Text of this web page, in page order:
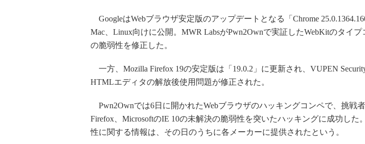
GoogleはWebブラウザ安定版のアップデートとなる「Chrome
Mac、Linux向けに公開。MWR LabsがPwn2Ownで実証したWebKitのタイ
の脆弱性を修正した。
一方、Mozilla Firefox 19の安定版は「19.0.2」に更新され、VUPEN
HTMLエディタの解放後使用問題が修正された。
Pwn2Ownでは6日に開かれたWebブラウザのハッキングコンペで、挑戦者
Firefox、MicrosoftのIE 10の未解決の脆弱性を突いたハッキングに成功した
性に関する情報は、その日のうちに各メーカーに提供されたという。